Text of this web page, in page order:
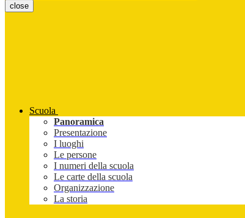
close
Scuola
Panoramica
Presentazione
I luoghi
Le persone
I numeri della scuola
Le carte della scuola
Organizzazione
La storia